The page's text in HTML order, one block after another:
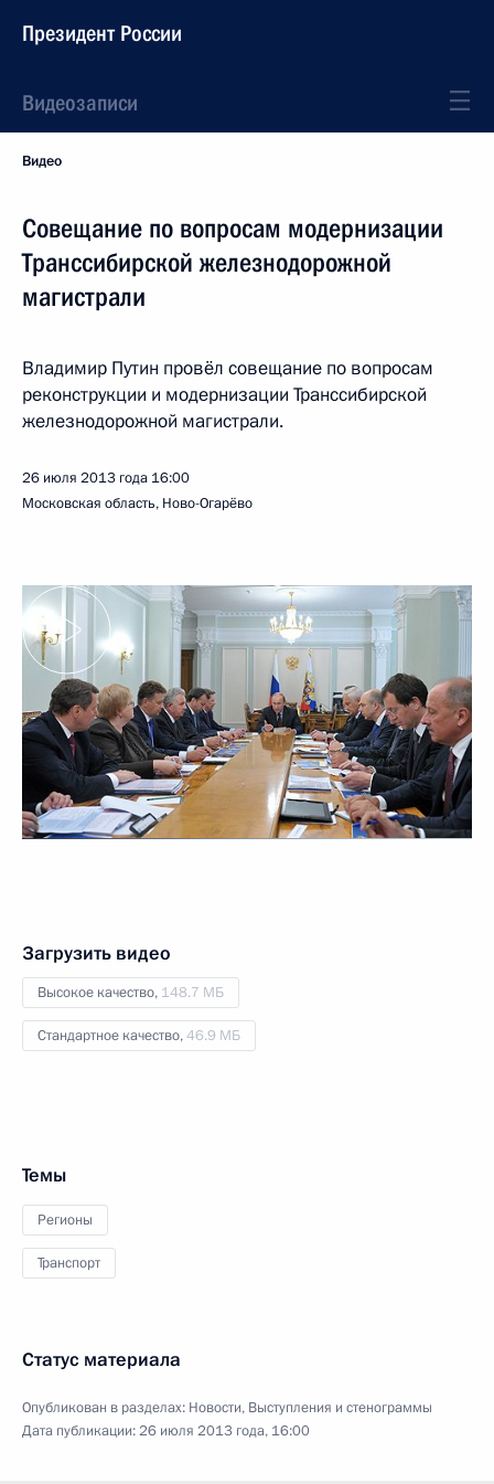
Президент России
Видеозаписи
Видео
Совещание по вопросам модернизации
Транссибирской железнодорожной
магистрали
Владимир Путин провёл совещание по вопросам
реконструкции и модернизации Транссибирской
железнодорожной магистрали.
26 июля 2013 года 16:00
Московская область, Ново-Огарёво
Загрузить видео
Высокое качество, 148.7 МБ
Стандартное качество,46.9 МБ
Темы
Регионы
Транспорт
Статус материала
Опубликован в разделах: Новости, Выступления и стенограммы
Дата публикации:26 июля 2013 года, 16:00